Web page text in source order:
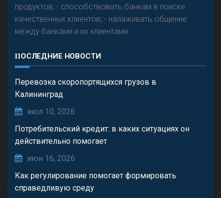
продуктов; - способствовать банкам в поиске
качественных клиентов; - налаживать общение
между банками и их клиентами.
ПОСЛЕДНИЕ НОВОСТИ
Перевозка скоропортящихся грузов в
Калининград
июл 10, 2026
Потребительский кредит: в каких ситуациях он
действительно помогает
июн 16, 2026
Как регулирование помогает формировать
справедливую среду